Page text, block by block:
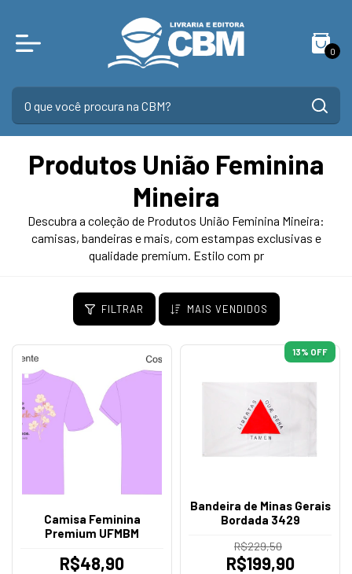
0
Produtos União Feminina
Mineira
Descubra a coleção de Produtos União Feminina Mineira:
camisas, bandeiras e mais, com estampas exclusivas e
qualidade premium. Estilo com pr
FILTRAR MAIS VENDIDOS
Camisa Feminina
Premium UFMBM
R$48,90
13% OFF
Bandeira de Minas Gerais
Bordada 3429
R$229,50
R$199,90